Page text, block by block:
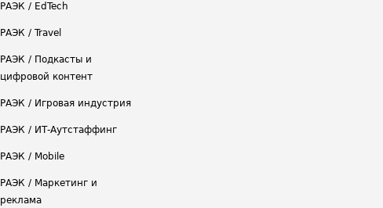
РАЭК / EdTech
РАЭК / Travel
РАЭК / Подкасты и
цифровой контент
РАЭК / Игровая индустрия
РАЭК / ИТ-Аутстаффинг
РАЭК / Mobile
РАЭК / Маркетинг и
реклама